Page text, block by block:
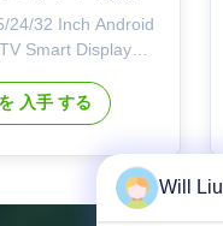
サイン
24/32 Inch Android
Smart Display
long-lasting
touchscreen
and industrial
32-inch LCD
High...
入手 する
Will Liu